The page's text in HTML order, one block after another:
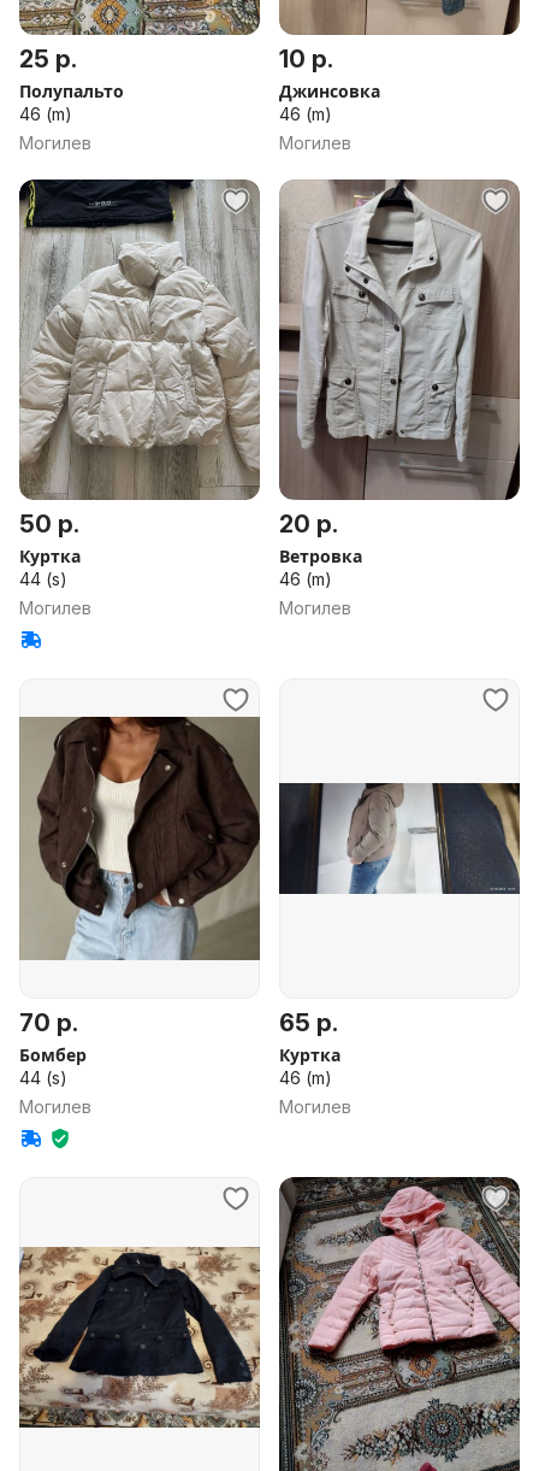
25 р.
Полупальто
46 (m)
Могилев
10 р.
Джинсовка
46 (m)
Могилев
50 р.
Куртка
44 (s)
Могилев
20 р.
Ветровка
46 (m)
Могилев
70 р.
Бомбер
44 (s)
Могилев
65 р.
Куртка
46 (m)
Могилев